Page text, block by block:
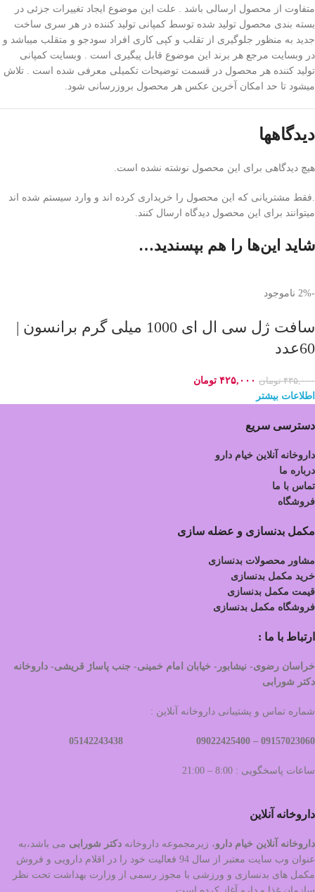
متفاوت از محصول ارسالی باشد . علت این موضوع ایجاد تغییرات جزئی در
بسته بندی محصول تولید شده توسط کمپانی تولید کننده در هر سری ساخت
جدید به منظور جلوگیری از تقلب و کپی کاری افراد سودجو و متقلب میباشد و
در وبسایت مرجع هر برند این موضوع قابل پیگیری است . وبسایت کمپانی
تولید کننده هر محصول در قسمت توضیحات تکمیلی معرفی شده است . تلاش
میشود تا حد امکان آخرین عکس هر محصول بروزرسانی شود.
دیدگاهها
هیچ دیدگاهی برای این محصول نوشته نشده است.
.فقط مشتریانی که این محصول را خریداری کرده اند و وارد سیستم شده اند
میتوانند برای این محصول دیدگاه ارسال کنند.
شاید این‌ها را هم بپسندید…
-2% ناموجود
سافت ژل سی ال ای 1000 میلی گرم برانسون |
60عدد
۴۳۵,۰۰۰ تومان ۴۲۵,۰۰۰ تومان
اطلاعات بیشتر
دسترسی سریع
داروخانه آنلاین خیام دارو
درباره ما
تماس با ما
فروشگاه
مکمل بدنسازی و عضله سازی
مشاور محصولات بدنسازی
خرید مکمل بدنسازی
قیمت مکمل بدنسازی
فروشگاه مکمل بدنسازی
ارتباط با ما :
خراسان رضوی- نیشابور- خیابان امام خمینی- جنب پاساژ قریشی- داروخانه
دکتر شورابی
شماره تماس و پشتیبانی داروخانه آنلاین :
09157023060 –
ساعات پاسخگویی : 8:00 – 21:00
داروخانه آنلاین
داروخانه آنلاین خیام دارو، زیرمجموعه داروخانه دکتر شورابی می باشد،به
عنوان وب سایت معتبر از سال 94 فعالیت خود را در اقلام دارویی و فروش
مکمل های بدنسازی و ورزشی با مجوز رسمی از وزارت بهداشت تحت نظر